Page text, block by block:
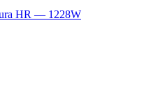
HR — 1228W